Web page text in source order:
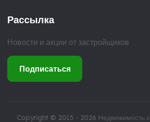
Рассылка
Новости и акции от застройщиков
Подписаться
Copyright © 2015 - 2026 Недвижимость